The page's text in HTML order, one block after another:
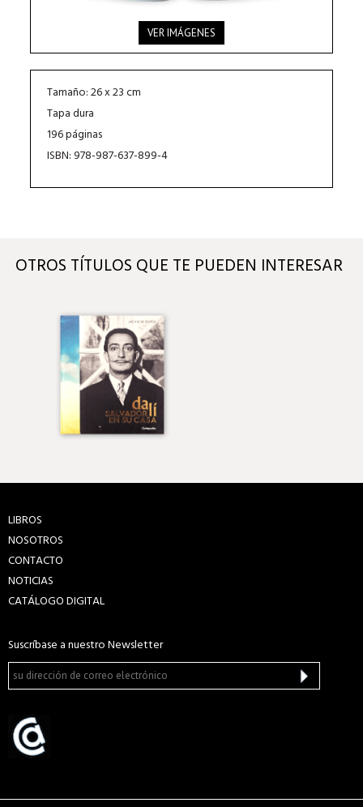
VER IMÁGENES
Tamaño: 26 x 23 cm
Tapa dura
196 páginas
ISBN: 978-987-637-899-4
OTROS TÍTULOS QUE TE PUEDEN INTERESAR
LIBROS
NOSOTROS
CONTACTO
NOTICIAS
CATÁLOGO DIGITAL
Suscríbase a nuestro Newsletter